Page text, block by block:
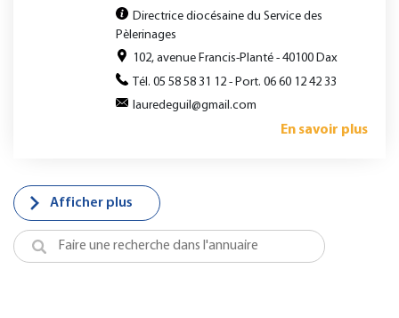
Directrice diocésaine du Service des
Pèlerinages
102, avenue Francis-Planté - 40100 Dax
Tél. 05 58 58 31 12 - Port. 06 60 12 42 33
lauredeguil@gmail.com
En savoir plus
Afficher plus